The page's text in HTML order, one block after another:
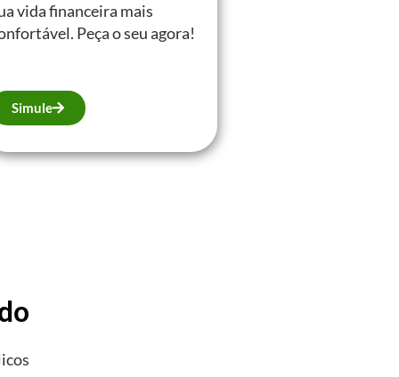
vida financeira mais
Peça o seu agora!
Simule